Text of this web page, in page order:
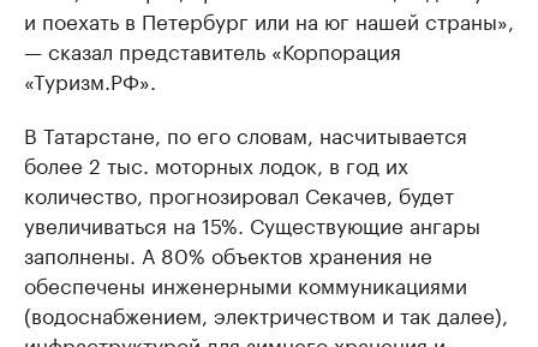
и поехать в Петербург или на юг нашей страны»,
— сказал представитель «Корпорация
«Туризм.РФ».
В Татарстане, по его словам, насчитывается
более 2 тыс. моторных лодок, в год их
количество, прогнозировал Секачев, будет
увеличиваться на 15%. Существующие ангары
заполнены. А 80% объектов хранения не
обеспечены инженерными коммуникациями
(водоснабжением, электричеством и так далее),